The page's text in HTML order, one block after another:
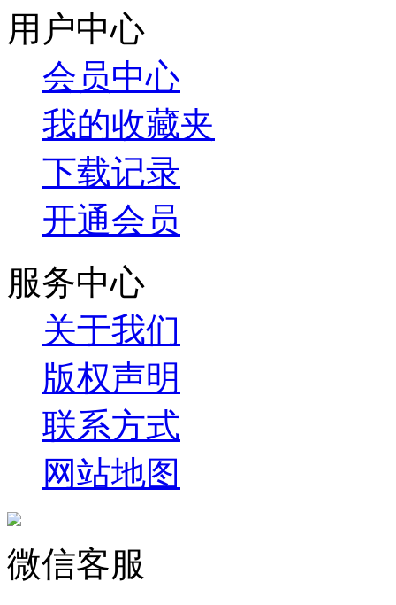
用户中心
会员中心
我的收藏夹
下载记录
开通会员
服务中心
关于我们
版权声明
联系方式
网站地图
微信客服